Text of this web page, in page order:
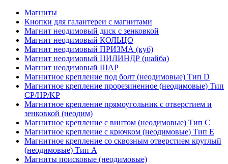
Магниты
Кнопки для галантереи с магнитами
Магнит неодимовый диск с зенковкой
Магнит неодимовый КОЛЬЦО
Магнит неодимовый ПРИЗМА (куб)
Магнит неодимовый ЦИЛИНДР (шайба)
Магнит неодимовый ШАР
Магнитное крепление под болт (неодимовые) Тип D
Магнитное крепление прорезиненное (неодимовые) Тип
CP/HP/KP
Магнитное крепление прямоугольник с отверстием и
зенковкой (неодим)
Магнитное крепление с винтом (неодимовые) Тип С
Магнитное крепление с крючком (неодимовые) Тип Е
Магнитное крепление со сквозным отверстием круглый
(неодимовые) Тип А
Магниты поисковые (неодимовые)